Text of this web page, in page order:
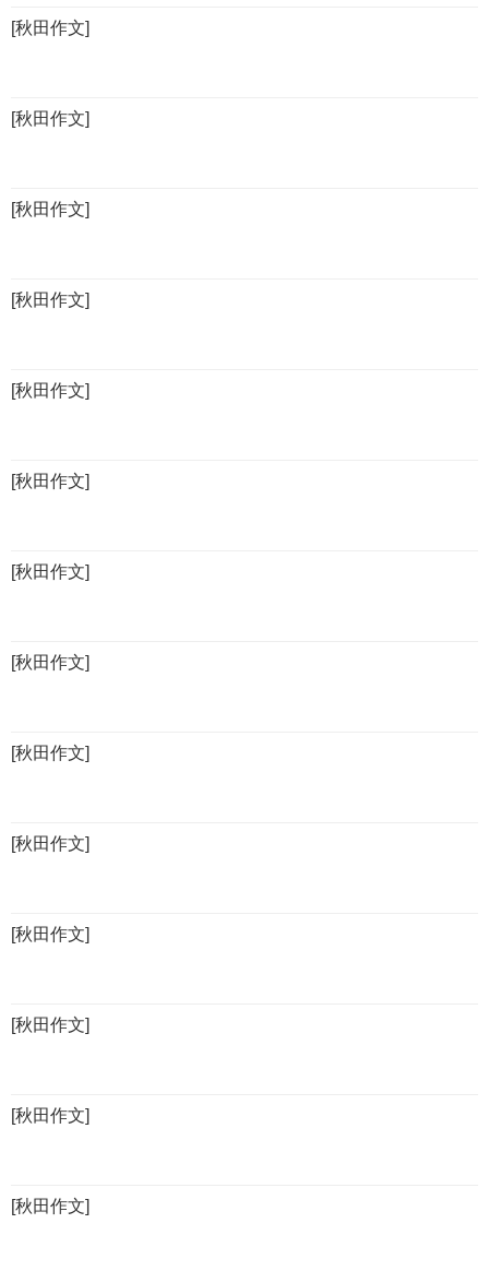
[秋田作文]
[秋田作文]
[秋田作文]
[秋田作文]
[秋田作文]
[秋田作文]
[秋田作文]
[秋田作文]
[秋田作文]
[秋田作文]
[秋田作文]
[秋田作文]
[秋田作文]
[秋田作文]